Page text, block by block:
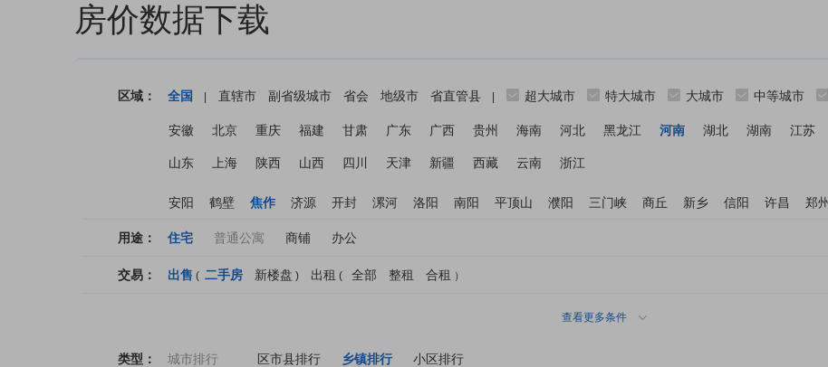
房价数据下载
区域： 全国 直辖市 副省级城市 省会 地级市 省直管县 超大城市 特大城市 大城市 中等城市
安徽 北京 重庆 福建 甘肃 广东 广西 贵州 海南 河北 黑龙江 河南 湖北 湖南 江苏
山东 上海 陕西 山西 四川 天津 新疆 西藏 云南 浙江
安阳 鹤壁 焦作 济源 开封 漯河 洛阳 南阳 平顶山 濮阳 三门峡 商丘 新乡 信阳 许昌 郑州
用途： 住宅 普通公寓 商铺 办公
交易： 出售 ( 二手房 新楼盘 ) 出租 ( 全部 整租 合租 ）
查看更多条件
类型： 城市排行 区市县排行 乡镇排行 小区排行